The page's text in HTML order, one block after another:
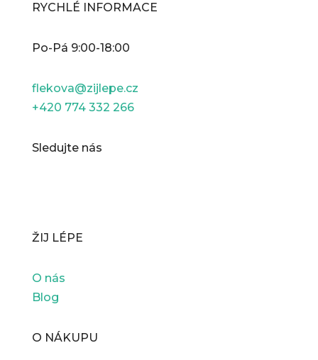
RYCHLÉ INFORMACE
Po-Pá 9:00-18:00
flekova@zijlepe.cz
+420 774 332 266
Sledujte nás
ŽIJ LÉPE
O nás
Blog
O NÁKUPU